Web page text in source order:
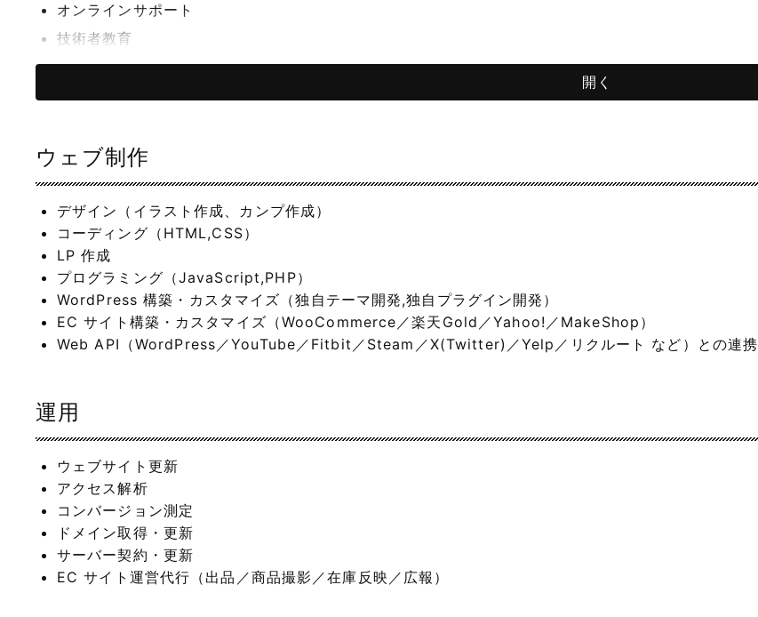
オンラインサポート
技術者教育
ウェブメディア運営
ウェブ制作
デザイン（イラスト作成、カンプ作成）
コーディング（HTML,CSS）
LP 作成
プログラミング（JavaScript,PHP）
WordPress 構築・カスタマイズ（独自テーマ開発,独自プラグイン開発）
EC サイト構築・カスタマイズ（WooCommerce／楽天Gold／Yahoo!／MakeShop）
Web API（WordPress／YouTube／Fitbit／Steam／X(Twitter)／Yelp／リクルート など）との連携
運用
ウェブサイト更新
アクセス解析
コンバージョン測定
ドメイン取得・更新
サーバー契約・更新
EC サイト運営代行（出品／商品撮影／在庫反映／広報）